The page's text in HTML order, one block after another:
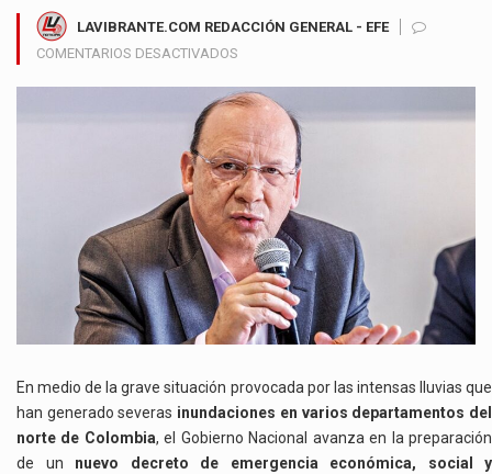
LAVIBRANTE.COM REDACCIÓN GENERAL - EFE
COMENTARIOS DESACTIVADOS
NACIONAL
ALISTA
NUEVA
EMERGENCIA
ECONÓMICA
PARA
ATENDER
INUNDACIONES
Y
FINANCIAMIENTO
SERÍA
BILLONES
DE
PESOS
En medio de la grave situación provocada por las intensas lluvias que
han generado severas inundaciones en varios departamentos del
norte de Colombia, el Gobierno Nacional avanza en la preparación
de un nuevo decreto de emergencia económica, social y